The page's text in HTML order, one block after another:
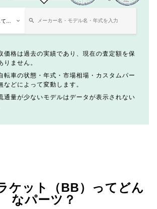
価格は過去の実績であり、現在の査定額を保
りません。
転車の状態・年式・市場相場・カスタムパー
などによって変動します。
通量が少ないモデルはデータが表示されない
ケット（BB）ってどん
なパーツ？